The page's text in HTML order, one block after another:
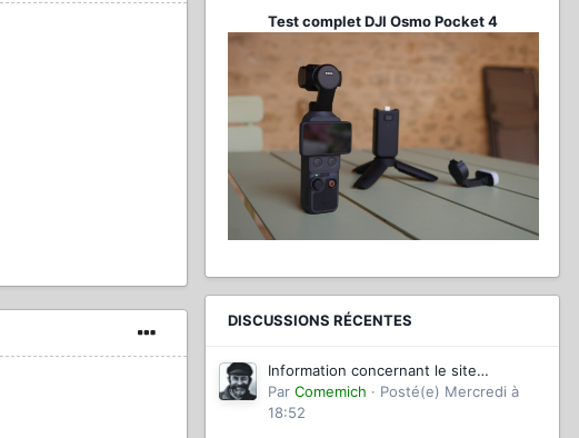
Test complet DJI Osmo Pocket 4
DISCUSSIONS RÉCENTES
Information concernant le site
magazinevideo
Par Comemich · Posté(e) Mercredi à
18:52